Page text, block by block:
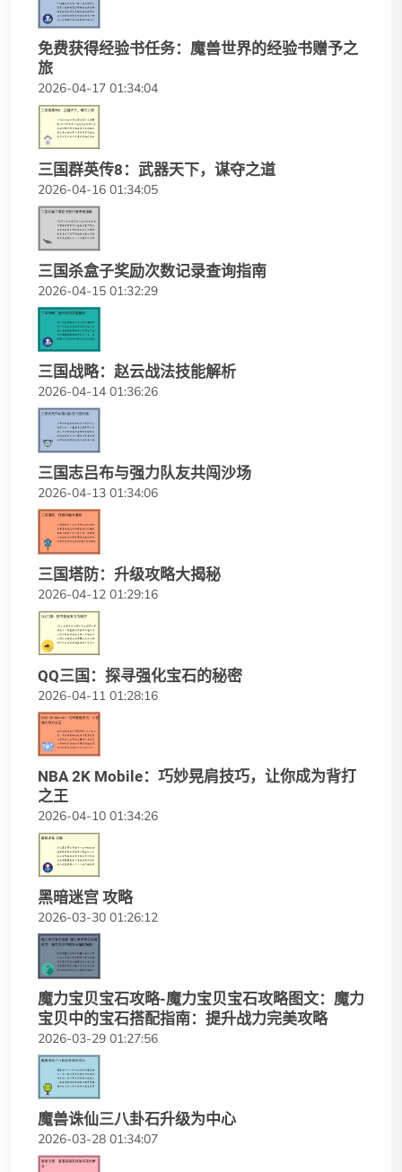
免费获得经验书任务：魔兽世界的经验书赠予之
旅
2026-04-17 01:34:04
三国群英传8：武器天下，谋夺之道
2026-04-16 01:34:05
三国杀盒子奖励次数记录查询指南
2026-04-15 01:32:29
三国战略：赵云战法技能解析
2026-04-14 01:36:26
三国志吕布与强力队友共闯沙场
2026-04-13 01:34:06
三国塔防：升级攻略大揭秘
2026-04-12 01:29:16
QQ三国：探寻强化宝石的秘密
2026-04-11 01:28:16
NBA 2K Mobile：巧妙晃肩技巧，让你成为背打
之王
2026-04-10 01:34:26
黑暗迷宫 攻略
2026-03-30 01:26:12
魔力宝贝宝石攻略-魔力宝贝宝石攻略图文：魔力
宝贝中的宝石搭配指南：提升战力完美攻略
2026-03-29 01:27:56
魔兽诛仙三八卦石升级为中心
2026-03-28 01:34:07